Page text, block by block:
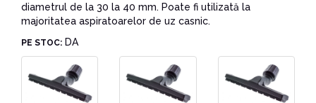
diametrul de la 30 la 40 mm. Poate fi utilizată la
majoritatea aspiratoarelor de uz casnic.
PE STOC: DA